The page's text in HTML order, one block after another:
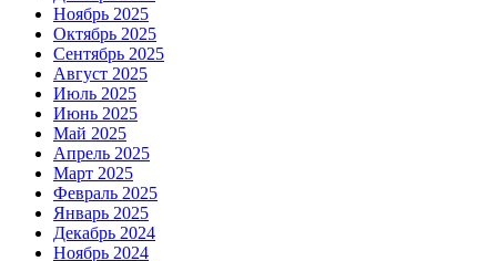
Ноябрь 2025
Октябрь 2025
Сентябрь 2025
Август 2025
Июль 2025
Июнь 2025
Май 2025
Апрель 2025
Март 2025
Февраль 2025
Январь 2025
Декабрь 2024
Ноябрь 2024